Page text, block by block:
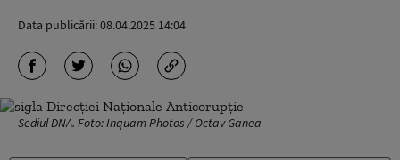
Data publicării:08.04.2025 14:04
Sediul DNA. Foto: Inquam Photos / Octav Ganea